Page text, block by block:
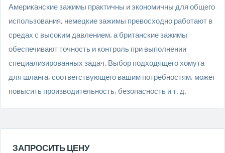
Американские зажимы практичны и экономичны для общего
использования, немецкие зажимы превосходно работают в
средах с высоким давлением, а британские зажимы
обеспечивают точность и контроль при выполнении
специализированных задач. Выбор подходящего хомута
для шланга, соответствующего вашим потребностям, может
повысить производительность, безопасность и т. д.
ЗАПРОСИТЬ ЦЕНУ